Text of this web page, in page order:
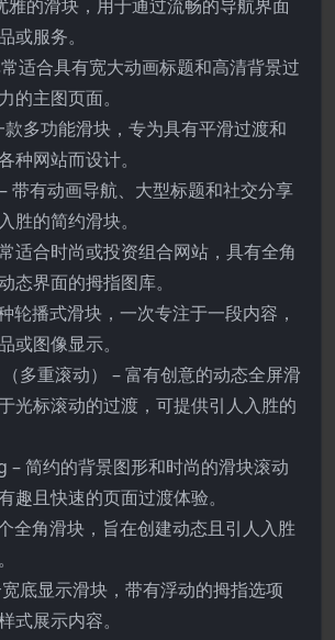
雅的滑块，用于通过流畅的导航界面
或服务。
适合具有宽大动画标题和高清背景过
的主图页面。
多功能滑块，专为具有平滑过渡和
种网站而设计。
带有动画导航、大型标题和社交分享
胜的简约滑块。
适合时尚或投资组合网站，具有全角
态界面的拇指图库。
轮播式滑块，一次专注于一段内容，
或图像显示。
多重滚动） – 富有创意的动态全屏滑
光标滚动的过渡，可提供引人入胜的
– 简约的背景图形和时尚的滑块滚动
趣且快速的页面过渡体验。
全角滑块，旨在创建动态且引人入胜
底显示滑块，带有浮动的拇指选项
式展示内容。